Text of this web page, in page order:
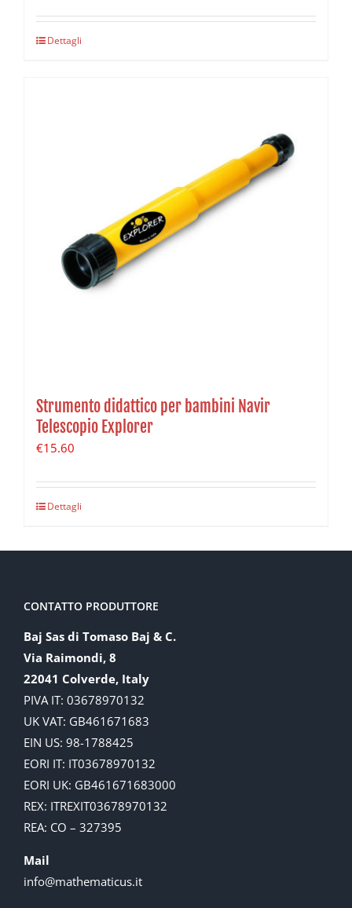
Dettagli
Strumento didattico per bambini Navir
Telescopio Explorer
€15.60
Dettagli
CONTATTO PRODUTTORE
Baj Sas di Tomaso Baj & C.
Via Raimondi, 8
22041 Colverde, Italy
PIVA IT: 03678970132
UK VAT: GB461671683
EIN US: 98-1788425
EORI IT: IT03678970132
EORI UK: GB461671683000
REX: ITREXIT03678970132
REA: CO – 327395
Mail
info@mathematicus.it